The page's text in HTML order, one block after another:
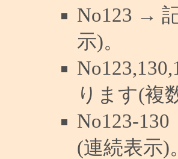
No123 →
示)。
ります(複
No123-
(連続表示)。